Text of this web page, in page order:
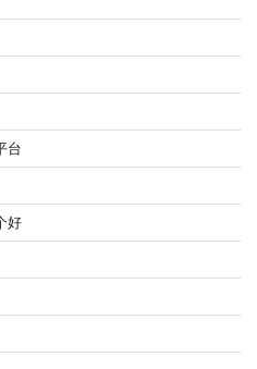
台
好